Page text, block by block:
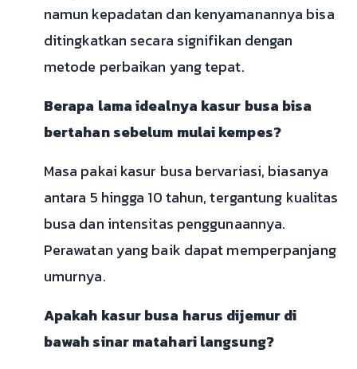
namun kepadatan dan kenyamanannya bisa
ditingkatkan secara signifikan dengan
metode perbaikan yang tepat.
Berapa lama idealnya kasur busa bisa
bertahan sebelum mulai kempes?
Masa pakai kasur busa bervariasi, biasanya
antara 5 hingga 10 tahun, tergantung kualitas
busa dan intensitas penggunaannya.
Perawatan yang baik dapat memperpanjang
umurnya.
Apakah kasur busa harus dijemur di
bawah sinar matahari langsung?